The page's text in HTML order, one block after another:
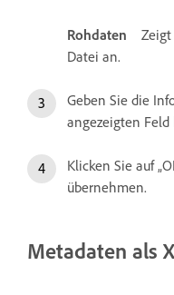
Rohdaten
Datei an.
Geben Sie die
angezeigten
Klicken Sie auf
übernehmen.
Metadaten als